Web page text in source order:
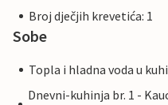
Broj dječjih krevetića: 1
Sobe
Topla i hladna voda u
Dnevni-kuhinja br. 1 -